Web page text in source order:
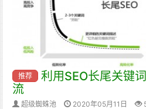
推荐
利用SEO长尾关键
流
超级蜘蛛池 2020年05月11日